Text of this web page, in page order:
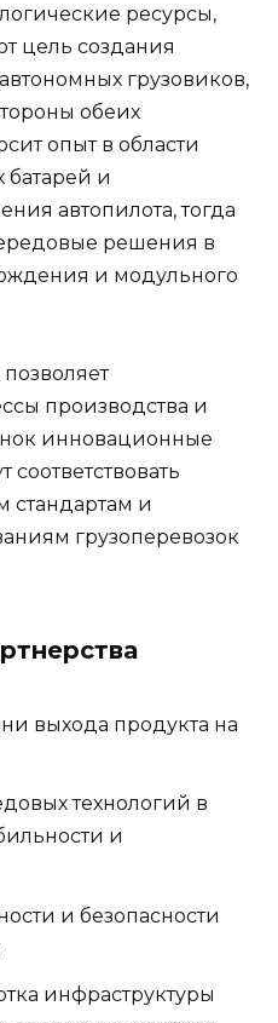
ресурсы,
цель создания
грузовиков,
обеих
опыт в области
и
автопилота, тогда
решения в
и модульного
производства и
инновационные
стандартам и
грузоперевозок
выхода продукта на
технологий в
и
и безопасности
инфраструктуры